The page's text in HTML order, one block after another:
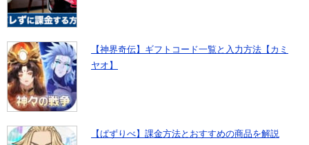
【神界奇伝】ギフトコード一覧と入力方法【カミ
ヤオ】
【ぱずりべ】課金方法とおすすめの商品を解説